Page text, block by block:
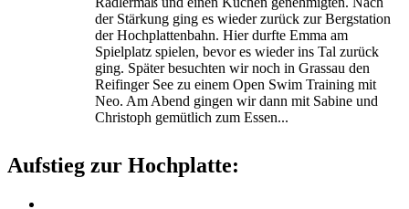
der Stärkung ging es wieder zurück zur Bergstation
der Hochplattenbahn. Hier durfte Emma am
Spielplatz spielen, bevor es wieder ins Tal zurück
ging. Später besuchten wir noch in Grassau den
Reifinger See zu einem Open Swim Training mit
Neo. Am Abend gingen wir dann mit Sabine und
Christoph gemütlich zum Essen...
Aufstieg zur Hochplatte: